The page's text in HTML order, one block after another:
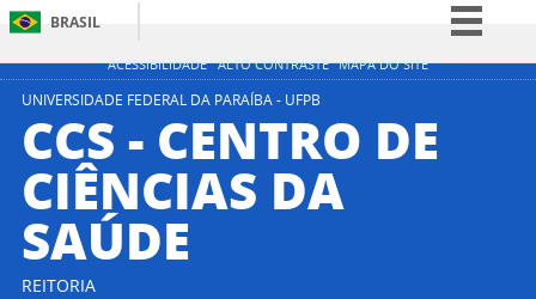
ACESSIBILIDADE ALTO CONTRASTE MAPA DO SITE
BRASIL
Simplifique!
Participe
Acesso à informação
Legislação
UNIVERSIDADE FEDERAL DA PARAÍBA - UFPB
CCS - CENTRO DE
CIÊNCIAS DA
SAÚDE
REITORIA